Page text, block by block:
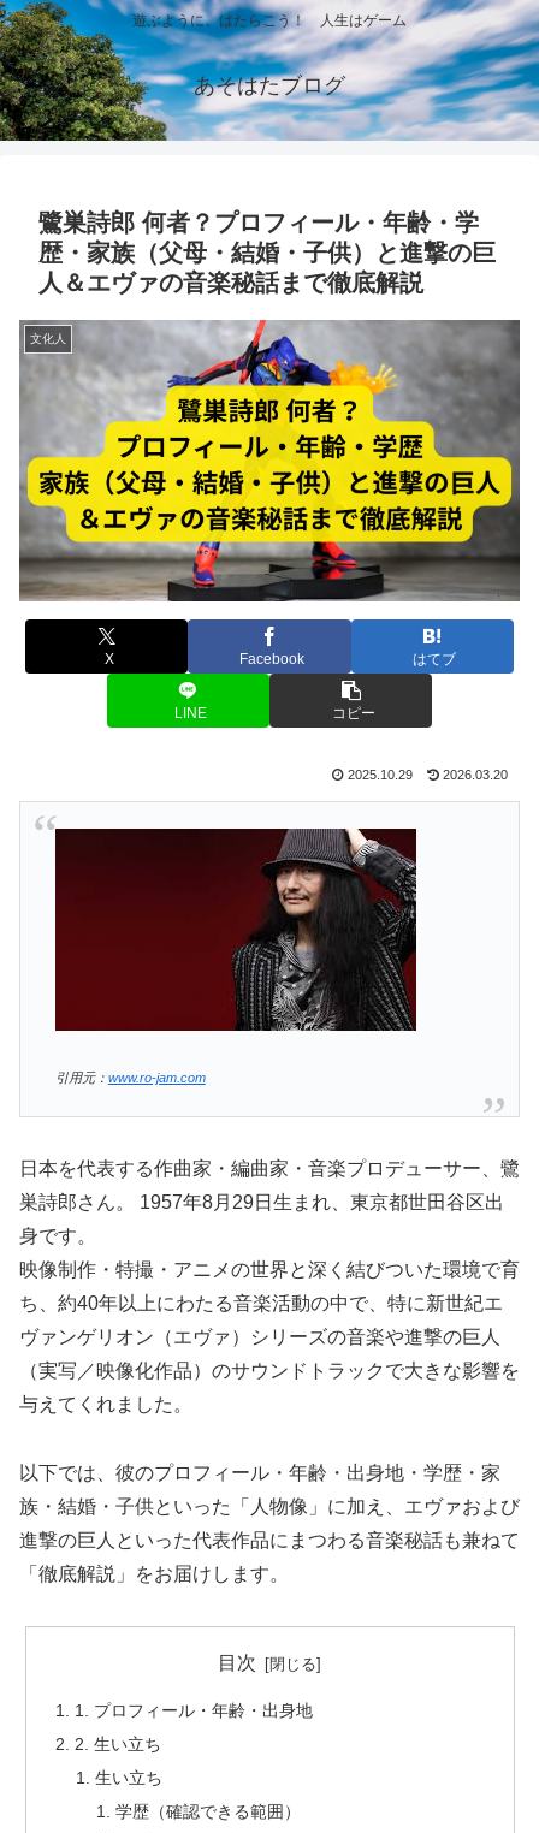
遊ぶように、はたらこう！ 人生はゲーム
あそはたブログ
鷺巣詩郎 何者？プロフィール・年齢・学
歴・家族（父母・結婚・子供）と進撃の巨
人＆エヴァの音楽秘話まで徹底解説
文化人
X Facebook はてブ
LINE コピー
2025.10.29 2026.03.20
引用元： www.ro-jam.com
日本を代表する作曲家・編曲家・音楽プロデューサー、鷺
巣詩郎さん。 1957年8月29日生まれ、東京都世田谷区出
身です。
映像制作・特撮・アニメの世界と深く結びついた環境で育
ち、約40年以上にわたる音楽活動の中で、特に新世紀エ
ヴァンゲリオン（エヴァ）シリーズの音楽や進撃の巨人
（実写／映像化作品）のサウンドトラックで大きな影響を
与えてくれました。
以下では、彼のプロフィール・年齢・出身地・学歴・家
族・結婚・子供といった「人物像」に加え、エヴァおよび
進撃の巨人といった代表作品にまつわる音楽秘話も兼ねて
「徹底解説」をお届けします。
目次
1. プロフィール・年齢・出身地
2. 生い立ち
生い立ち
学歴（確認できる範囲）